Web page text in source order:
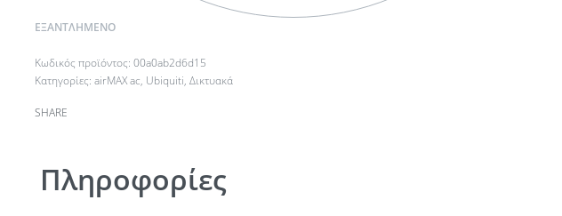
ΕΞΑΝΤΛΗΜΈΝΟ
00a0ab2d6d15
Κατηγορίες: airMAX ac, Ubiquiti, Δικτυακά
SHARE
Πληροφορίες